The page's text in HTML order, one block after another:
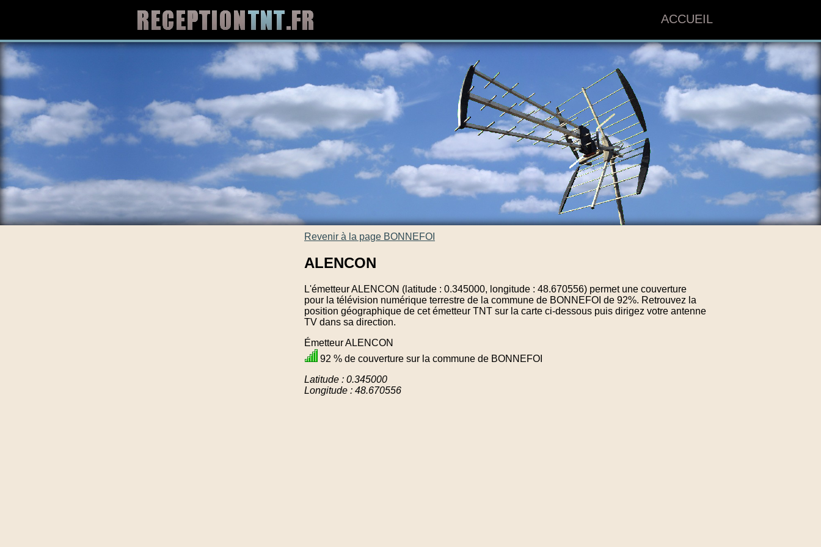
ACCUEIL
Revenir à la page BONNEFOI
ALENCON
L'émetteur ALENCON (latitude : 0.345000, longitude : 48.670556) permet une couverture
pour la télévision numérique terrestre de la commune de BONNEFOI de 92%. Retrouvez la
position géographique de cet émetteur TNT sur la carte ci-dessous puis dirigez votre antenne
TV dans sa direction.
Émetteur ALENCON
92 % de couverture sur la commune de BONNEFOI
Latitude : 0.345000
Longitude : 48.670556